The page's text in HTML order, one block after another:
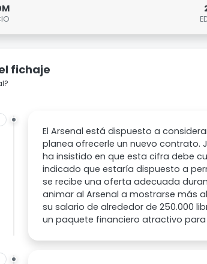
fichaje
El Arsenal está dispuesto a
planea ofrecerle un nuevo contrato.
ha insistido en que esta cifra debe
indicado que estaría dispuesto a
se recibe una oferta adecuada
animar al Arsenal a mostrarse más
su salario de alrededor de 250.000
un paquete financiero atractivo para